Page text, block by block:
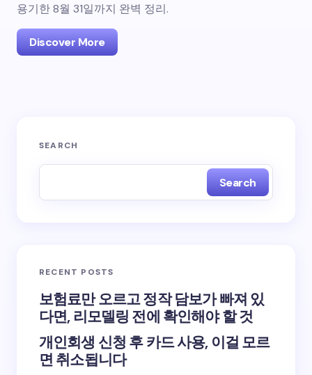
용기한 8월 31일까지 완벽 정리.
Discover More
SEARCH
Search
RECENT POSTS
보험료만 오르고 정작 담보가 빠져 있
다면, 리모델링 전에 확인해야 할 것
개인회생 신청 후 카드 사용, 이걸 모르
면 취소됩니다